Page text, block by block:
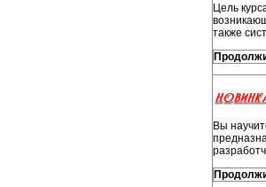
Цель
также
Вы